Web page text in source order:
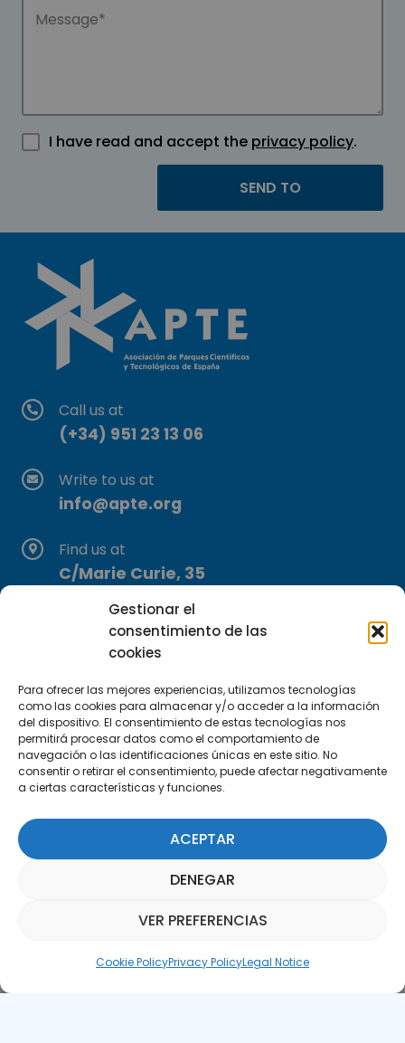
Gestionar el
consentimiento de las
cookies
Para ofrecer las mejores experiencias, utilizamos tecnologías
como las cookies para almacenar y/o acceder a la información
del dispositivo. El consentimiento de estas tecnologías nos
permitirá procesar datos como el comportamiento de
navegación o las identificaciones únicas en este sitio. No
consentir o retirar el consentimiento, puede afectar negativamente
a ciertas características y funciones.
ACEPTAR
DENEGAR
VER PREFERENCIAS
Cookie PolicyPrivacy PolicyLegal Notice
I have read and accept the privacy policy.
Call us at
(+34) 951 23 13 06
Write to us at
info@apte.org
Find us at
C/Marie Curie, 35
29590 Campanillas, Málaga
Subscribe to our Newsletter
SUBSCRIBE HERE